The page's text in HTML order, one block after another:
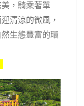
，騎乘著單
清涼的微風，
生態豐富的環